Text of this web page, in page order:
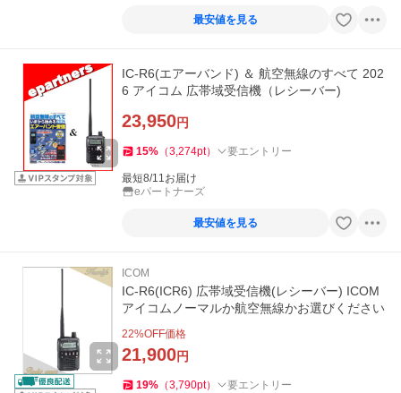
最安値を見る
IC-R6(エアーバンド) ＆ 航空無線のすべて 202
6 アイコム 広帯域受信機（レシーバー)
23,950円
15% （3,274pt） 要エントリー
最短8/11お届け
eパートナーズ
最安値を見る
ICOM
IC-R6(ICR6) 広帯域受信機(レシーバー) ICOM
アイコムノーマルか航空無線かお選びください
22%OFF価格
21,900円
19% （3,790pt） 要エントリー